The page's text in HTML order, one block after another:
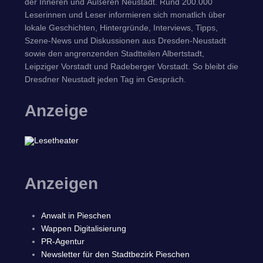
der Inneren und Äußeren Neustadt. Rund 200.000
Leserinnen und Leser informieren sich monatlich über
lokale Geschichten, Hintergründe, Interviews, Tipps,
Szene-News und Diskussionen aus Dresden-Neustadt
sowie den angrenzenden Stadtteilen Albertstadt,
Leipziger Vorstadt und Radeberger Vorstadt. So bleibt die
Dresdner Neustadt jeden Tag im Gespräch.
Anzeige
Anzeigen
Anwalt in Pieschen
Wappen Digitalisierung
PR-Agentur
Newsletter für den Stadtbezirk Pieschen